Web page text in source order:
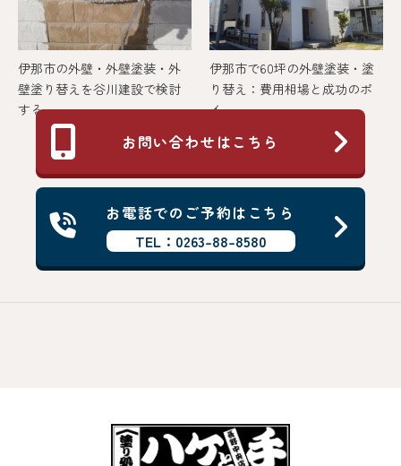
伊那市の外壁・外壁塗装・外
壁塗り替えを谷川建設で検討
する...
伊那市で60坪の外壁塗装・塗
り替え：費用相場と成功のポ
イ...
お問い合わせはこちら
お電話でのご予約はこちら
TEL：0263-88-8580